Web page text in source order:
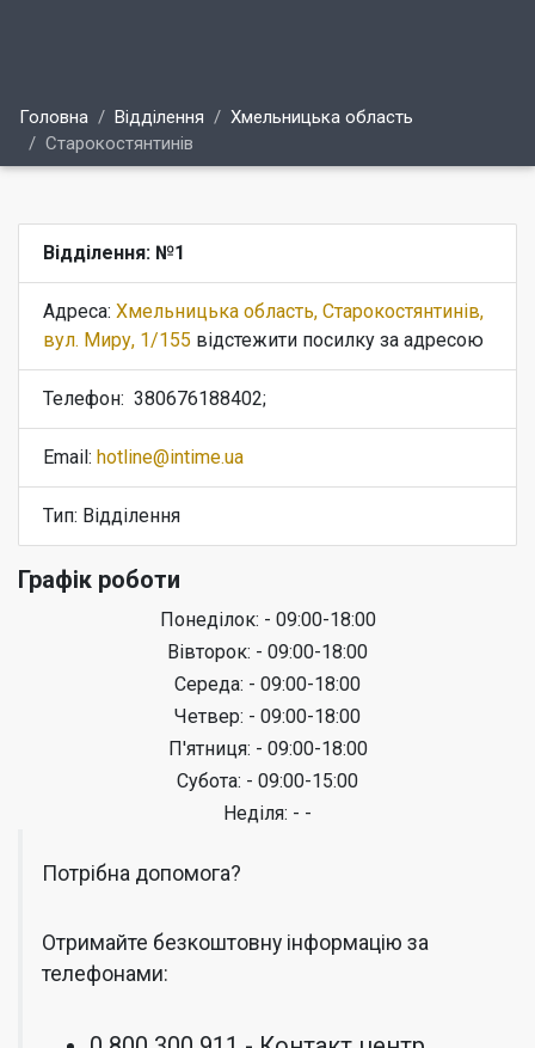
Головна Відділення
Хмельницька область
Старокостянтинів
Відділення: №1
Адреса: Хмельницька область, Старокостянтинів,
вул. Миру, 1/155 відстежити посилку за адресою
Телефон: 380676188402;
Email: hotline@intime.ua
Тип: Відділення
Графік роботи
Понеділок: - 09:00-18:00
Вівторок: - 09:00-18:00
Середа: - 09:00-18:00
Четвер: - 09:00-18:00
П'ятниця: - 09:00-18:00
Субота: - 09:00-15:00
Неділя: - -
Потрібна допомога?
Отримайте безкоштовну інформацію за
телефонами: